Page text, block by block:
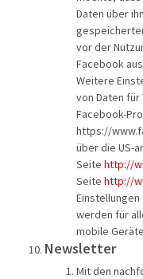
Daten über
vor der
Facebook
Weitere
von Daten
Facebook-
https://
über die US-
Seite http://
Seite http://
werden für
mobile
Newsletter
Mit den